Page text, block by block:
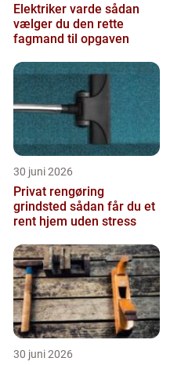
Elektriker varde sådan
vælger du den rette
fagmand til opgaven
30 juni 2026
Privat rengøring
grindsted sådan får du et
rent hjem uden stress
30 juni 2026